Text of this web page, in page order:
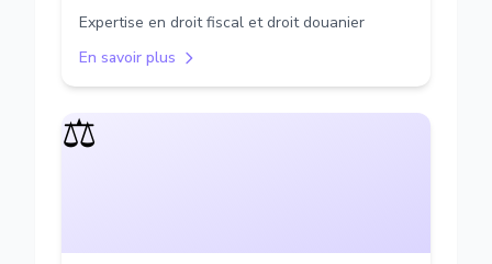
Expertise en droit fiscal et droit douanier
En savoir plus
⚖️